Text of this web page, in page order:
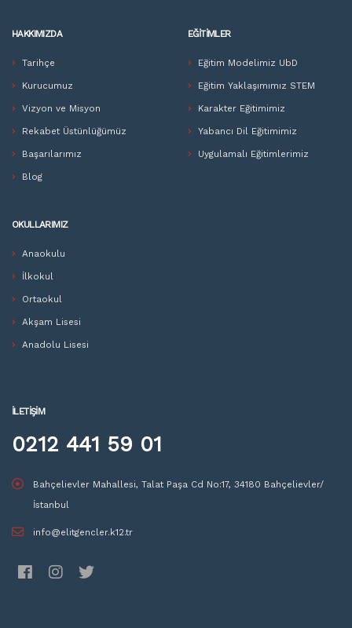
HAKKIMIZDA
Tarihçe
Kurucumuz
Vizyon ve Misyon
Rekabet Üstünlüğümüz
Başarılarımız
Blog
EĞITIMLER
Eğitim Modelimiz UbD
Eğitim Yaklaşımımız STEM
Karakter Eğitimimiz
Yabancı Dil Eğitimimiz
Uygulamalı Eğitimlerimiz
OKULLARIMIZ
Anaokulu
İlkokul
Ortaokul
Akşam Lisesi
Anadolu Lisesi
İLETIŞIM
0212 441 59 01
Bahçelievler Mahallesi, Talat Paşa Cd No:17, 34180 Bahçelievler/
İstanbul
info@elitgencler.k12.tr